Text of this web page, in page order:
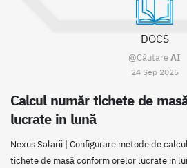
DOCS
@CăutareAI
24 Sep 2025
Calcul număr tichete de
lucrate in lună
Nexus Salarii | Configurare metode de
tichete de masă conform orelor lucrate in